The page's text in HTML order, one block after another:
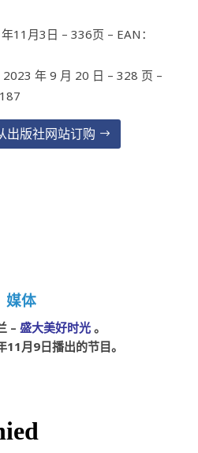
11月3日 – 336页 – EAN：
年 9 月 20 日 – 328 页 –
出版社网站订购
媒体
–盛大美好时光 。
月9日播出的节目。